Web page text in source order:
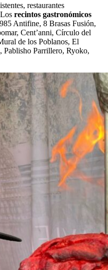
restaurantes
recintos gastronómicos
Antifine, 8 Brasas Fusión,
Cent’anni, Círculo del
de los Poblanos, El
Pablisho Parrillero, Ryoko,